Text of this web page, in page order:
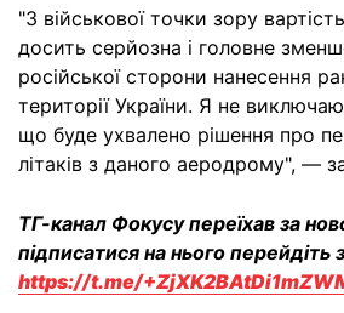
"З військової точки зору
досить серйозна і головне
російської сторони нанесення
території України. Я не
що буде ухвалено рішення про
літаків з даного аеродрому", —
ТГ-канал Фокусу переїхав за
підписатися на нього перейдіть
https://t.me/